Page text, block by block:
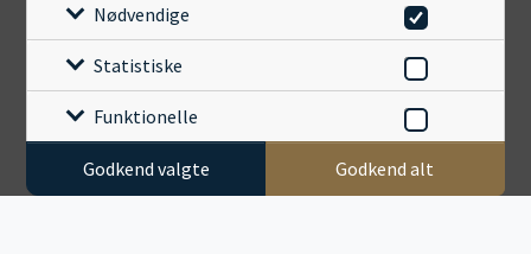
Nødvendige
Statistiske
Funktionelle
Godkend alt
Godkend valgte